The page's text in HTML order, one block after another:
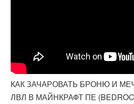
КАК ЗАЧАРОВАТЬ БРОНЮ И МЕЧ
ЛВЛ В МАЙНКРАФТ ПЕ